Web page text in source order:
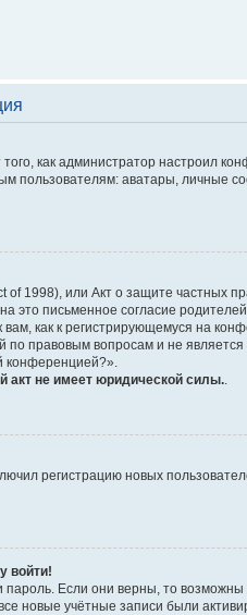
того, как администратор настроил
пользователям: аватары, личные
of 1998), или Акт о защите
это письменное согласие
как к регистрирующемуся на
правовым вопросам и не
конференцией?».
акт не имеет юридической силы..
регистрацию новых
войти!
Если они верны, то
новые учётные записи были